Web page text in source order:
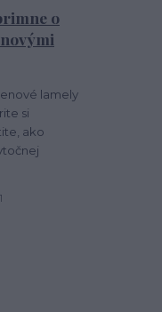
o
lamely
si
ako